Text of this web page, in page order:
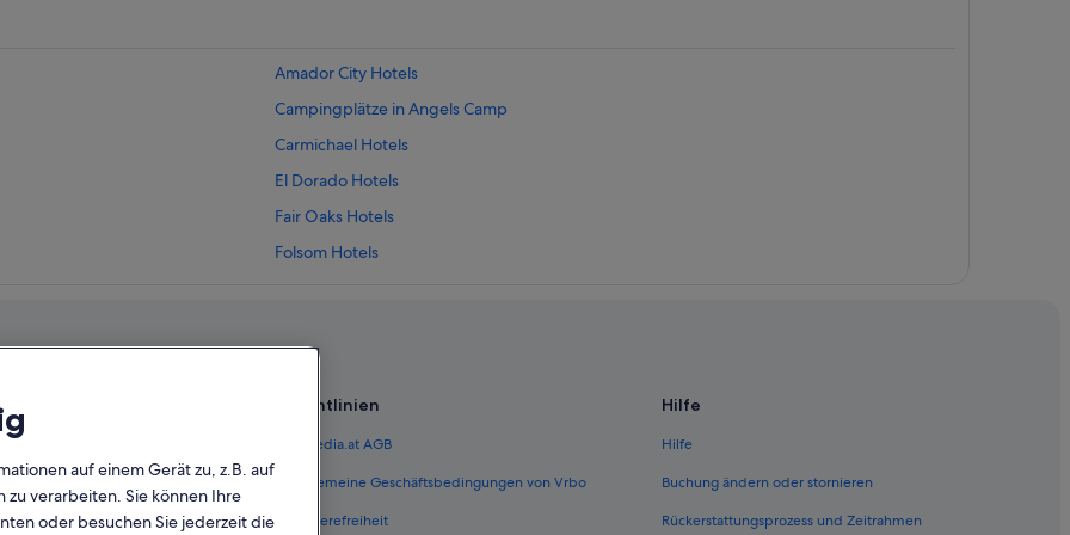
Amador City Hotels
Campingplätze in Angels Camp
Carmichael Hotels
El Dorado Hotels
Fair Oaks Hotels
Folsom Hotels
Hotels nahe Marshall Gold Discovery State Historic Park
Orangevale Hotels
Österreich
Richtlinien
Expedia.at AGB
Allgemeine Geschäftsbedingungen von Vrbo
Barrierefreiheit
Hilfe
Hilfe
Buchung ändern oder stornieren
Rückerstattungsprozess und Zeitrahmen
auf einem Gerät zu, z.B. auf
verarbeiten. Sie können Ihre
oder besuchen Sie jederzeit die